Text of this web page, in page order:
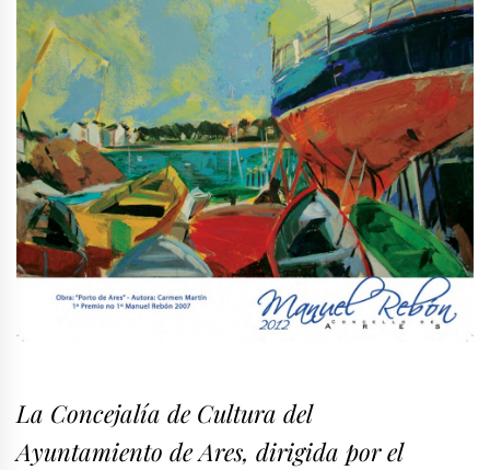
La Concejalía de Cultura del
Ayuntamiento de Ares, dirigida por el